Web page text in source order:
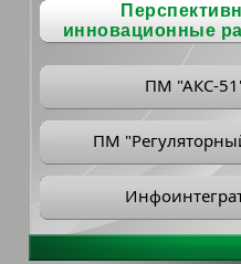
инновационные
ПМ "АКС-
ПМ